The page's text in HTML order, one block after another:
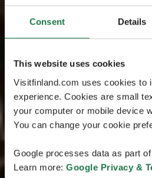
Consent Details
This website uses cookies
Visitfinland.com uses cookies to
experience. Cookies are small
your computer or mobile device
You can change your cookie
Google processes data as part
Learn more: Google Privacy &